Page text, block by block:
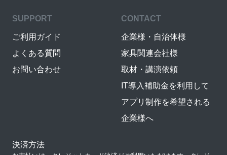
SUPPORT
ご利用ガイド
よくある質問
お問い合わせ
CONTACT
企業様・自治体様
家具関連会社様
取材・講演依頼
IT導入補助金を利用して
アプリ制作を希望される
企業様へ
決済方法